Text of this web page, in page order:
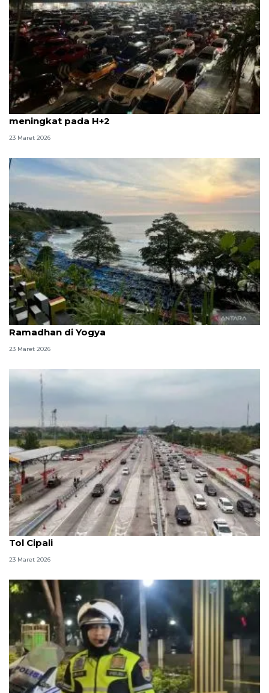
Pemudik arus balik di Pelabuhan Bakauheni mulai
meningkat pada H+2
23 Maret 2026
Jalur pansela, antara lanskap pesisir dan denyut
Ramadhan di Yogya
23 Maret 2026
Rekayasa lalu lintas one way resmi diberlakukan di
Tol Cipali
23 Maret 2026